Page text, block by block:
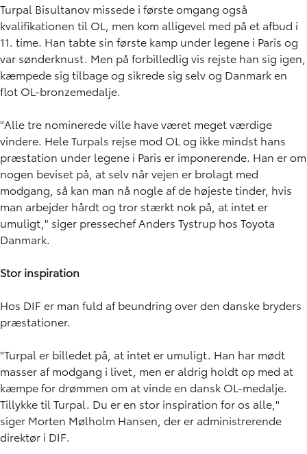
Turpal Bisultanov missede i første omgang også
kvalifikationen til OL, men kom alligevel med på et afbud i
11. time. Han tabte sin første kamp under legene i Paris og
var sønderknust. Men på forbilledlig vis rejste han sig igen,
kæmpede sig tilbage og sikrede sig selv og Danmark en
flot OL-bronzemedalje.
"Alle tre nominerede ville have været meget værdige
vindere. Hele Turpals rejse mod OL og ikke mindst hans
præstation under legene i Paris er imponerende. Han er om
nogen beviset på, at selv når vejen er brolagt med
modgang, så kan man nå nogle af de højeste tinder, hvis
man arbejder hårdt og tror stærkt nok på, at intet er
umuligt," siger pressechef Anders Tystrup hos Toyota
Danmark.
Stor inspiration
Hos DIF er man fuld af beundring over den danske bryders
præstationer.
"Turpal er billedet på, at intet er umuligt. Han har mødt
masser af modgang i livet, men er aldrig holdt op med at
kæmpe for drømmen om at vinde en dansk OL-medalje.
Tillykke til Turpal. Du er en stor inspiration for os alle,"
siger Morten Mølholm Hansen, der er administrerende
direktør i DIF.